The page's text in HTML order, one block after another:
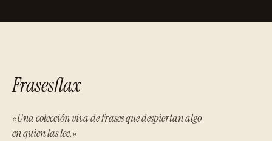
Frasesflax
«Una colección viva de frases que despiertan algo
en quien las lee.»